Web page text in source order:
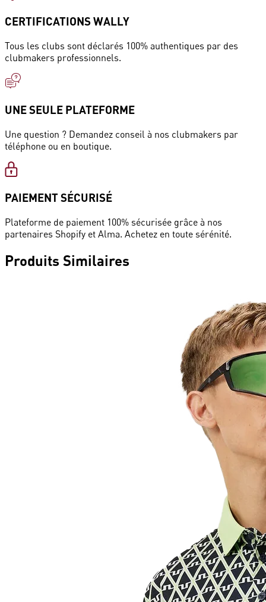
CERTIFICATIONS WALLY
Tous les clubs sont déclarés 100% authentiques par des
clubmakers professionnels.
UNE SEULE PLATEFORME
Une question ? Demandez conseil à nos clubmakers par
téléphone ou en boutique.
PAIEMENT SÉCURISÉ
Plateforme de paiement 100% sécurisée grâce à nos
partenaires Shopify et Alma. Achetez en toute sérénité.
Produits Similaires